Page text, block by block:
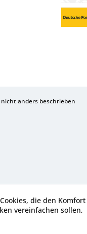
anders beschrieben
die den Komfort
vereinfachen sollen,